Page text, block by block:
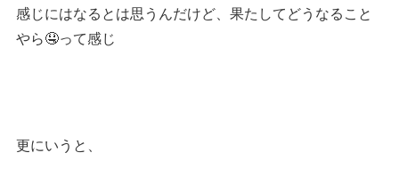
感じにはなるとは思うんだけど、果たしてどうなること
やら🤤って感じ
更にいうと、